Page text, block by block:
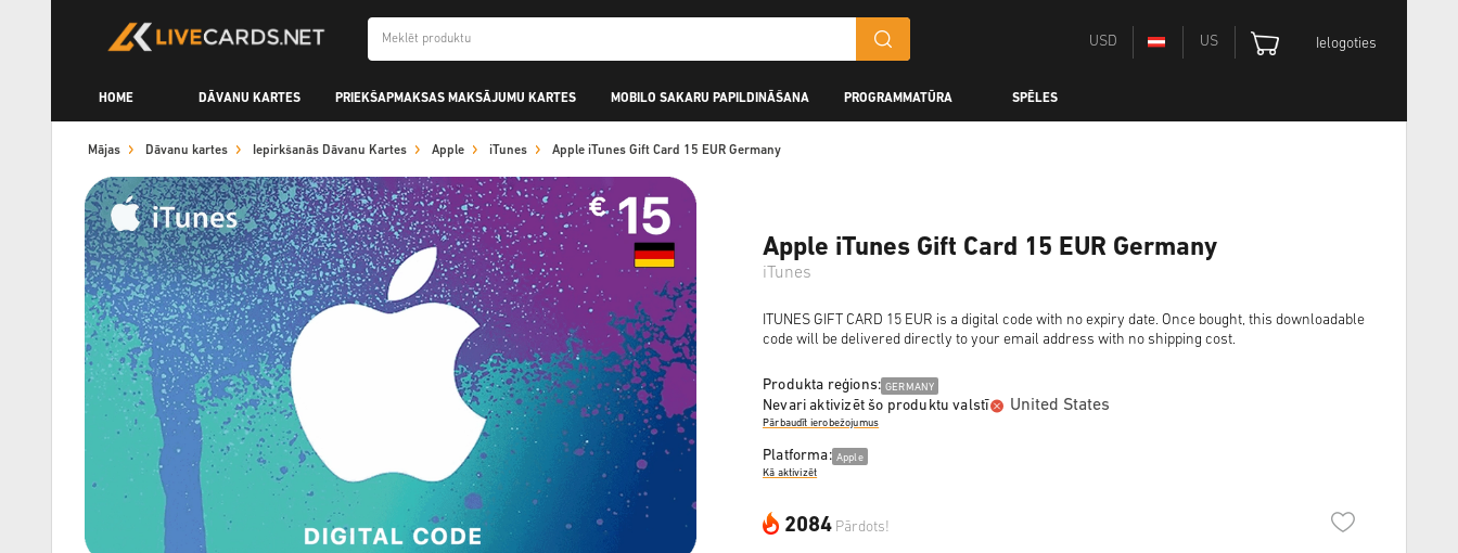
USD US Ielogoties
HOME DĀVANU KARTES PRIEKŠAPMAKSAS MAKSĀJUMU KARTES MOBILO SAKARU PAPILDINĀŠANA PROGRAMMATŪRA SPĒLES
Mājas Dāvanu kartes Iepirkšanās Dāvanu Kartes Apple iTunes Apple iTunes Gift Card 15 EUR Germany
Apple iTunes Gift Card 15 EUR Germany
iTunes
ITUNES GIFT CARD 15 EUR is a digital code with no expiry date. Once bought, this downloadable
code will be delivered directly to your email address with no shipping cost.
Produkta reģions: GERMANY
Nevari aktivizēt šo produktu valstī United States
Pārbaudīt ierobežojumus
Platforma: Apple
Kā aktivizēt
2084 Pārdots!